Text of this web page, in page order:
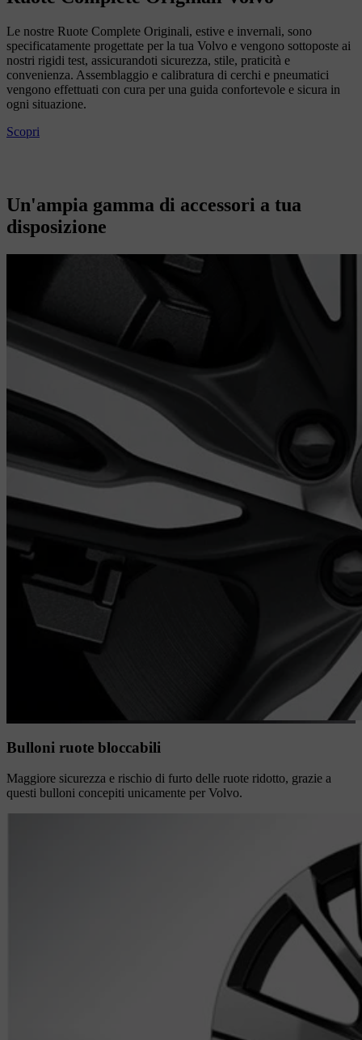
Le nostre Ruote Complete Originali, estive e invernali, sono
specificatamente progettate per la tua Volvo e vengono sottoposte ai
nostri rigidi test, assicurandoti sicurezza, stile, praticità e
convenienza. Assemblaggio e calibratura di cerchi e pneumatici
vengono effettuati con cura per una guida confortevole e sicura in
ogni situazione.
Scopri
Un'ampia gamma di accessori a tua
disposizione
Bulloni ruote bloccabili
Maggiore sicurezza e rischio di furto delle ruote ridotto, grazie a
questi bulloni concepiti unicamente per Volvo.